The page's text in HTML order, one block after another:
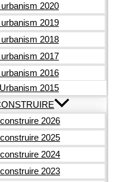
2020
2019
2018
2017
2016
2015
2026
2025
2024
2023